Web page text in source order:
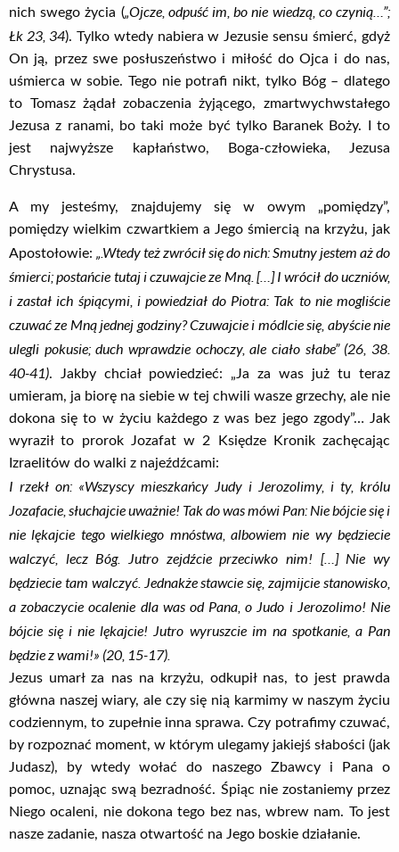
nich swego życia („Ojcze, odpuść im, bo nie wiedzą, co czynią…”;
Łk 23, 34). Tylko wtedy nabiera w Jezusie sensu śmierć, gdyż
On ją, przez swe posłuszeństwo i miłość do Ojca i do nas,
uśmierca w sobie. Tego nie potrafi nikt, tylko Bóg – dlatego
to Tomasz żądał zobaczenia żyjącego, zmartwychwstałego
Jezusa z ranami, bo taki może być tylko Baranek Boży. I to
jest najwyższe kapłaństwo, Boga-człowieka, Jezusa
Chrystusa.
A my jesteśmy, znajdujemy się w owym „pomiędzy”,
pomiędzy wielkim czwartkiem a Jego śmiercią na krzyżu, jak
Apostołowie:
„.Wtedy też zwrócił się do nich: Smutny jestem aż do
śmierci; postańcie tutaj i czuwajcie ze Mną. […] I wrócił do uczniów,
i zastał ich śpiącymi, i powiedział do Piotra: Tak to nie mogliście
czuwać ze Mną jednej godziny? Czuwajcie i módlcie się, abyście nie
ulegli pokusie; duch wprawdzie ochoczy, ale ciało słabe” (26, 38.
40-41). Jakby chciał powiedzieć: „Ja za was już tu teraz
umieram, ja biorę na siebie w tej chwili wasze grzechy, ale nie
dokona się to w życiu każdego z was bez jego zgody”… Jak
wyraził to prorok Jozafat w 2 Księdze Kronik zachęcając
Izraelitów do walki z najeźdźcami:
I rzekł on: «Wszyscy mieszkańcy Judy i Jerozolimy, i ty, królu
Jozafacie, słuchajcie uważnie! Tak do was mówi Pan: Nie bójcie się i
nie lękajcie tego wielkiego mnóstwa, albowiem nie wy będziecie
walczyć, lecz Bóg. Jutro zejdźcie przeciwko nim! […] Nie wy
będziecie tam walczyć. Jednakże stawcie się, zajmijcie stanowisko,
a zobaczycie ocalenie dla was od Pana, o Judo i Jerozolimo! Nie
bójcie się i nie lękajcie! Jutro wyruszcie im na spotkanie, a Pan
będzie z wami!» (20, 15-17).
Jezus umarł za nas na krzyżu, odkupił nas, to jest prawda
główna naszej wiary, ale czy się nią karmimy w naszym życiu
codziennym, to zupełnie inna sprawa. Czy potrafimy czuwać,
by rozpoznać moment, w którym ulegamy jakiejś słabości (jak
Judasz), by wtedy wołać do naszego Zbawcy i Pana o
pomoc, uznając swą bezradność. Śpiąc nie zostaniemy przez
Niego ocaleni, nie dokona tego bez nas, wbrew nam. To jest
nasze zadanie, nasza otwartość na Jego boskie działanie.